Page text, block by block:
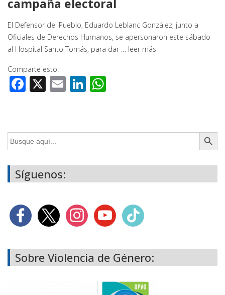
campaña electoral
El Defensor del Pueblo, Eduardo Leblanc González, junto a
Oficiales de Derechos Humanos, se apersonaron este sábado
al Hospital Santo Tomás, para dar … leer más
Comparte esto:
Facebook
X EmailLinkedIn
Buscar: Botón de
Síguenos:
Sobre Violencia de Género: